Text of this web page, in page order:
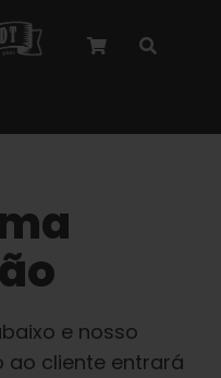
e nosso
ao cliente entrará